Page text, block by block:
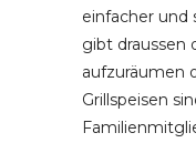
einfacher und
gibt draussen
aufzuräumen
Grillspeisen